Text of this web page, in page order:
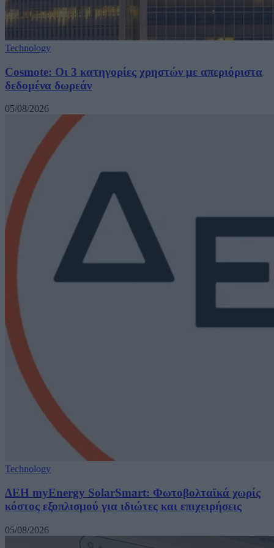
Technology
Cosmote: Οι 3 κατηγορίες χρηστών με απεριόριστα
δεδομένα δωρεάν
05/08/2026
Technology
ΔΕΗ myEnergy SolarSmart: Φωτοβολταϊκά χωρίς
κόστος εξοπλισμού για ιδιώτες και επιχειρήσεις
05/08/2026